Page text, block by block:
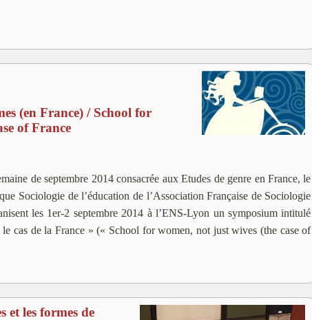
(en France) / School for
of France
de septembre 2014 consacrée aux Etudes de genre en France, le
Sociologie de l’éducation de l’Association Française de Sociologie
les 1er-2 septembre 2014 à l’ENS-Lyon un symposium intitulé
cas de la France » (« School for women, not just wives (the case of
et les formes de